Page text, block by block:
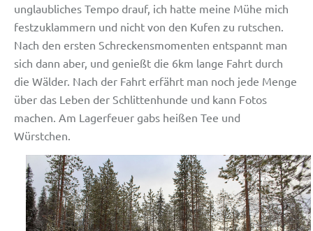
unglaubliches Tempo drauf, ich hatte meine Mühe mich
festzuklammern und nicht von den Kufen zu rutschen.
Nach den ersten Schreckensmomenten entspannt man
sich dann aber, und genießt die 6km lange Fahrt durch
die Wälder. Nach der Fahrt erfährt man noch jede Menge
über das Leben der Schlittenhunde und kann Fotos
machen. Am Lagerfeuer gabs heißen Tee und
Würstchen.